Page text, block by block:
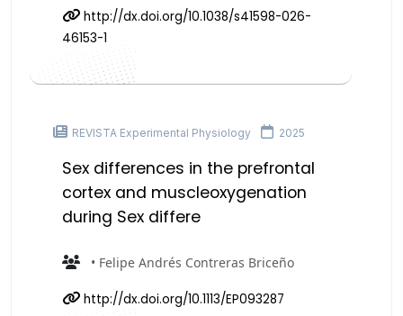
http://dx.doi.org/10.1038/s41598-026-
46153-1
REVISTA Experimental Physiology 2025
Sex differences in the prefrontal
cortex and muscleoxygenation
during Sex differe
• Felipe Andrés Contreras Briceño
http://dx.doi.org/10.1113/EP093287